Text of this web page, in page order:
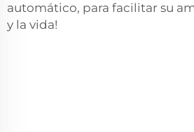
automático, para facilitar su
y la vida!